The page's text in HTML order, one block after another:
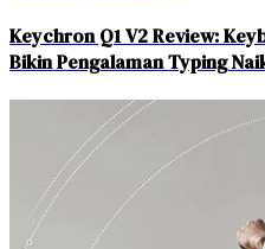
Keychron Q1 V2 Review:
Bikin Pengalaman Typing